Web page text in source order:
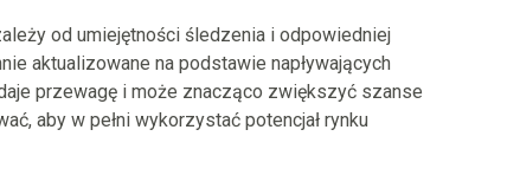
od umiejętności śledzenia i odpowiedniej
aktualizowane na podstawie napływających
przewagę i może znacząco zwiększyć szanse
aby w pełni wykorzystać potencjał rynku